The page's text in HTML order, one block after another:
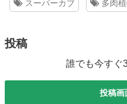
スーパーカブ 多肉
投稿
誰でも今すぐ
投稿画